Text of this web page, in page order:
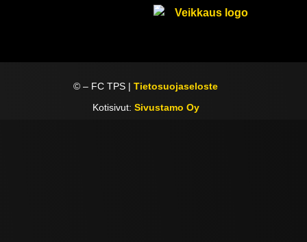
©– FC TPS |Tietosuojaseloste
Kotisivut: Sivustamo Oy